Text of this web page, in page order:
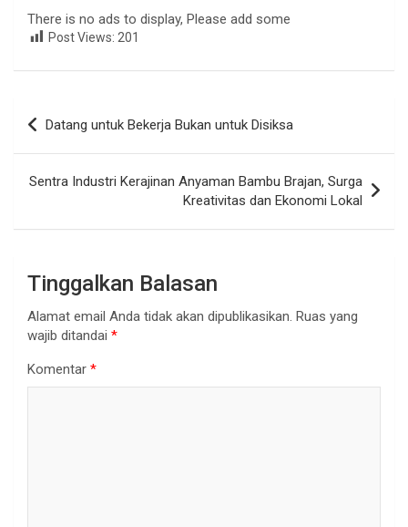
There is no ads to display, Please add some
Post Views: 201
Navigasi
pos
Datang untuk Bekerja Bukan untuk Disiksa
Sentra Industri Kerajinan Anyaman Bambu Brajan, Surga
Kreativitas dan Ekonomi Lokal
Tinggalkan Balasan
Alamat email Anda tidak akan dipublikasikan. Ruas yang
wajib ditandai *
Komentar *